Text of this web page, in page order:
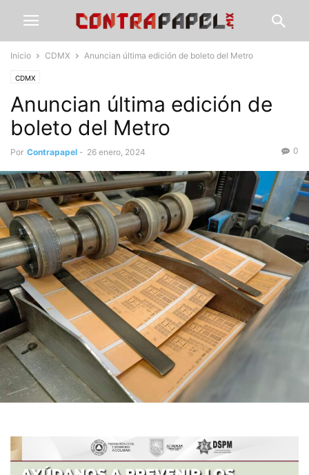
Inicio CDMX Anuncian última edición de boleto del Metro
CDMX
Anuncian última edición de
boleto del Metro
Por Contrapapel - 26 enero, 2024 0